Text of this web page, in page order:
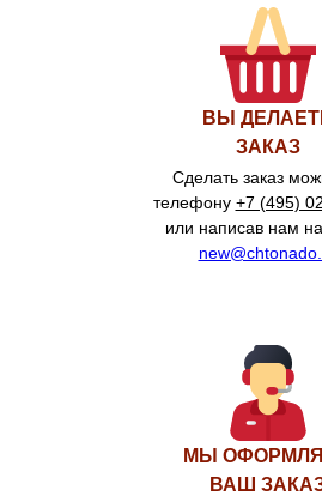
МЫ
ВАШ
ВЫ
ЗАКАЗ
Сделать заказ
телефону +7 (495)
или написав нам